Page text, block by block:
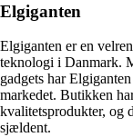
Elgiganten
Elgiganten er en
teknologi i Danmark.
gadgets har
markedet. Butikken
kvalitetsprodukter, og
sjældent.